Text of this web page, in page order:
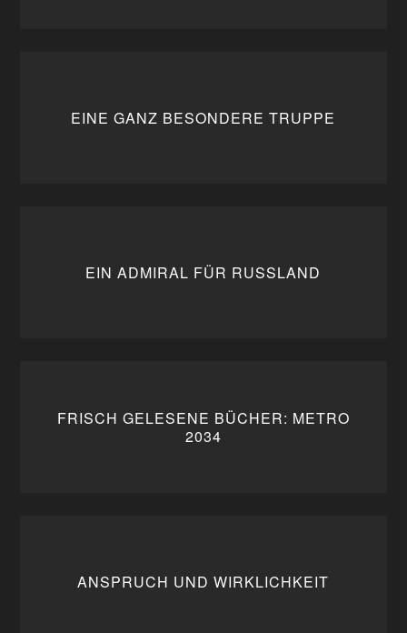
EINE GANZ BESONDERE TRUPPE
EIN ADMIRAL FÜR RUSSLAND
FRISCH GELESENE BÜCHER: METRO
2034
ANSPRUCH UND WIRKLICHKEIT